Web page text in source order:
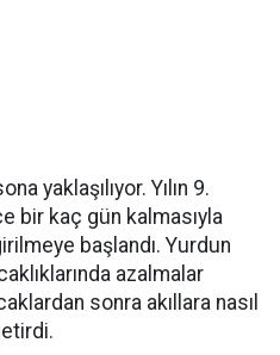
yaklaşılıyor. Yılın 9.
bir kaç gün kalmasıyla
başlandı. Yurdun
azalmalar
sonra akıllara nasıl